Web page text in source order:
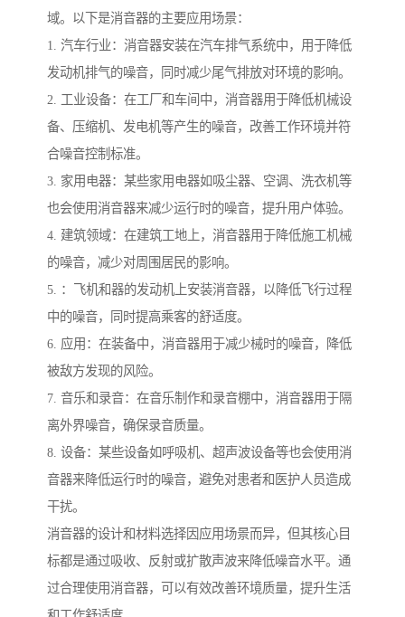
域。以下是消音器的主要应用场景：
1. 汽车行业：消音器安装在汽车排气系统中，用于降低
发动机排气的噪音，同时减少尾气排放对环境的影响。
2. 工业设备：在工厂和车间中，消音器用于降低机械设
备、压缩机、发电机等产生的噪音，改善工作环境并符
合噪音控制标准。
3. 家用电器：某些家用电器如吸尘器、空调、洗衣机等
也会使用消音器来减少运行时的噪音，提升用户体验。
4. 建筑领域：在建筑工地上，消音器用于降低施工机械
的噪音，减少对周围居民的影响。
5. ：飞机和器的发动机上安装消音器，以降低飞行过程
中的噪音，同时提高乘客的舒适度。
6. 应用：在装备中，消音器用于减少械时的噪音，降低
被敌方发现的风险。
7. 音乐和录音：在音乐制作和录音棚中，消音器用于隔
离外界噪音，确保录音质量。
8. 设备：某些设备如呼吸机、超声波设备等也会使用消
音器来降低运行时的噪音，避免对患者和医护人员造成
干扰。
消音器的设计和材料选择因应用场景而异，但其核心目
标都是通过吸收、反射或扩散声波来降低噪音水平。通
过合理使用消音器，可以有效改善环境质量，提升生活